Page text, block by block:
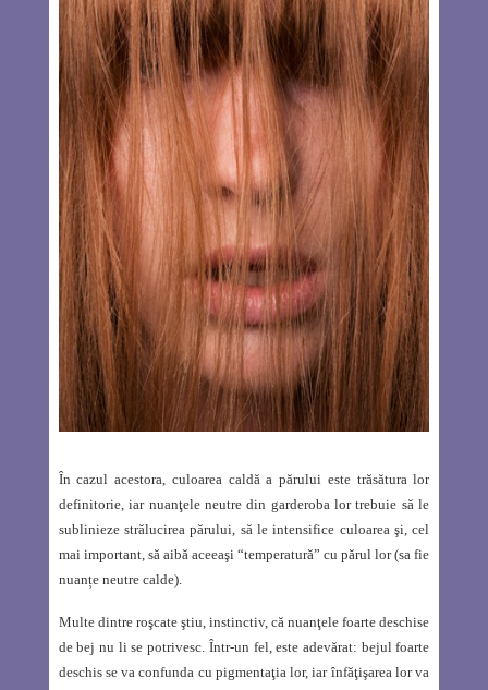
În cazul acestora, culoarea caldă a părului este trăsătura lor
definitorie, iar nuanţele neutre din garderoba lor trebuie să le
sublinieze strălucirea părului, să le intensifice culoarea şi, cel
mai important, să aibă aceeaşi “temperatură” cu părul lor (sa fie
nuanțe neutre calde).
Multe dintre roşcate ştiu, instinctiv, că nuanţele foarte deschise
de bej nu li se potrivesc. Într-un fel, este adevărat: bejul foarte
deschis se va confunda cu pigmentaţia lor, iar înfăţişarea lor va